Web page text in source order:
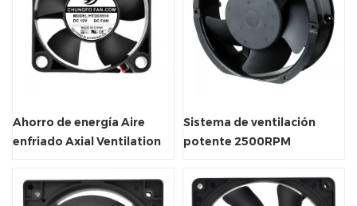
Ahorro de energía Aire
enfriado Axial Ventilation
Sistema de ventilación
potente 2500RPM
axial